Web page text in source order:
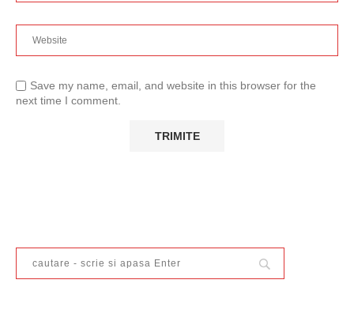
Save my name, email, and website in this browser for the
next time I comment.